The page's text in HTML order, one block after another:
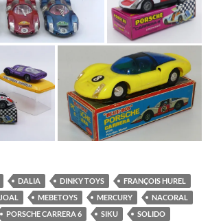
DALIA DINKY TOYS
FRANÇOIS HUREL
JOAL MEBETOYS MERCURY
NACORAL
PORSCHE CARRERA 6 SIKU
SOLIDO